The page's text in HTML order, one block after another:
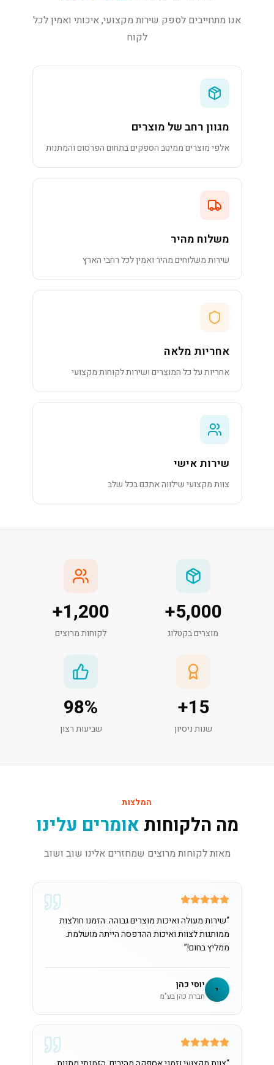
אנו מתחייבים לספק שירות מקצועי, איכותי ואמין לכל
לקוח
מגוון רחב של מוצרים
אלפי מוצרים ממיטב הספקים בתחום הפרסום והמתנות
משלוח מהיר
שירות משלוחים מהיר ואמין לכל רחבי הארץ
אחריות מלאה
אחריות על כל המוצרים ושירות לקוחות מקצועי
שירות אישי
צוות מקצועי שילווה אתכם בכל שלב
5,000
+
מוצרים בקטלוג
1,200
+
לקוחות מרוצים
15
+
שנות ניסיון
98%
שביעות רצון
המלצות
מה הלקוחות אומרים עלינו
מאות לקוחות מרוצים שמחזרים אלינו שוב ושוב
“שירות מעולה ואיכות מוצרים גבוהה. הזמנו חולצות
ממותגות לצוות ואיכות ההדפסה הייתה מושלמת.
ממליץ בחום!”
י יוסי כהן
חברת כהן בע"מ